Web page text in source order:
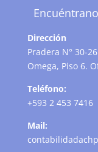
Dirección
Pradera N° 30-
Omega, Piso 6.
Teléfono:
+593 2 453 7416
Mail: